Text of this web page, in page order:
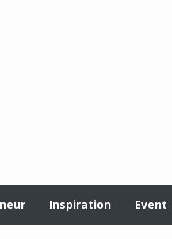
Inspiration Event